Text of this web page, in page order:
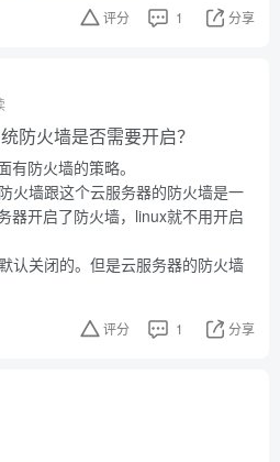
评分 1 分享
防火墙是否需要开启？
防火墙的策略。
火墙跟这个云服务器的防火墙是一
器开启了防火墙，linux就不用开启
认关闭的。但是云服务器的防火墙
评分 1 分享